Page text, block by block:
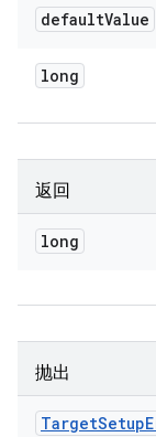
defaultValue
long
返回
long
抛出
TargetSetup